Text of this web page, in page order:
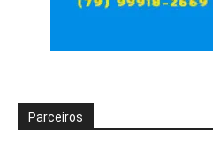
Parceiros